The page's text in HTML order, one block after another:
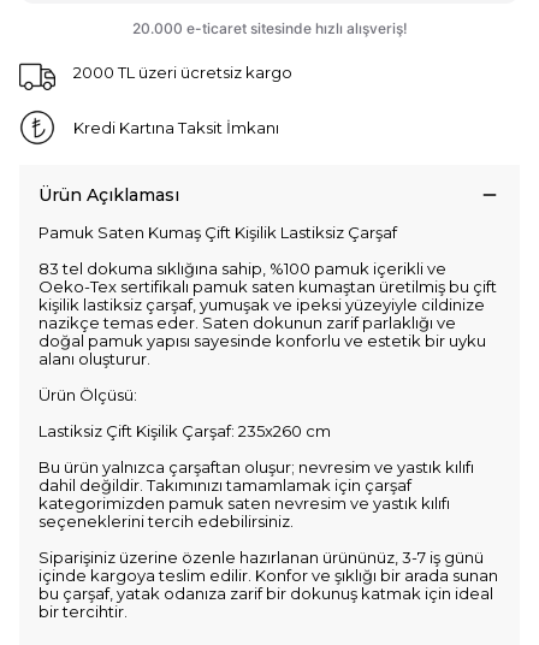
2000 TL üzeri ücretsiz kargo
Kredi Kartına Taksit İmkanı
Ürün Açıklaması
Pamuk Saten Kumaş Çift Kişilik Lastiksiz Çarşaf
83 tel dokuma sıklığına sahip, %100 pamuk içerikli ve
Oeko-Tex sertifikalı pamuk saten kumaştan üretilmiş bu çift
kişilik lastiksiz çarşaf, yumuşak ve ipeksi yüzeyiyle cildinize
nazikçe temas eder. Saten dokunun zarif parlaklığı ve
doğal pamuk yapısı sayesinde konforlu ve estetik bir uyku
alanı oluşturur.
Ürün Ölçüsü:
Lastiksiz Çift Kişilik Çarşaf: 235x260 cm
Bu ürün yalnızca çarşaftan oluşur; nevresim ve yastık kılıfı
dahil değildir. Takımınızı tamamlamak için çarşaf
kategorimizden pamuk saten nevresim ve yastık kılıfı
seçeneklerini tercih edebilirsiniz.
Siparişiniz üzerine özenle hazırlanan ürününüz, 3-7 iş günü
içinde kargoya teslim edilir. Konfor ve şıklığı bir arada sunan
bu çarşaf, yatak odanıza zarif bir dokunuş katmak için ideal
bir tercihtir.